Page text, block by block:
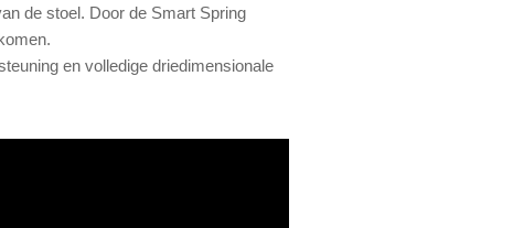
de stoel. Door de Smart Spring
en volledige driedimensionale